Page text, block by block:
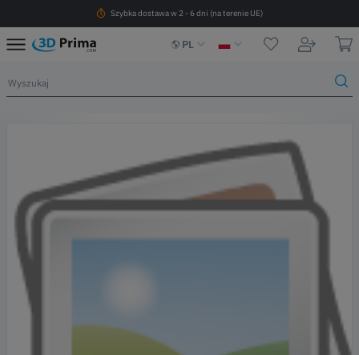
Szybka dostawa w 2 - 6 dni (na terenie UE)
PL